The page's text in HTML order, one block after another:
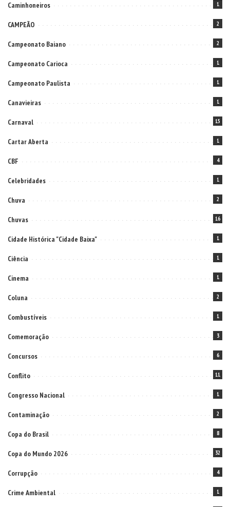
Caminhoneiros 1
CAMPEÃO 2
Campeonato Baiano 2
Campeonato Carioca 1
Campeonato Paulista 1
Canavieiras 1
Carnaval 15
Cartar Aberta 1
CBF 4
Celebridades 1
Chuva 2
Chuvas 16
Cidade Histórica "Cidade Baixa" 1
Ciência 1
Cinema 1
Coluna 2
Combustíveis 1
Comemoração 3
Concursos 6
Conflito 11
Congresso Nacional 1
Contaminação 2
Copa do Brasil 8
Copa do Mundo 2026 32
Corrupção 4
Crime Ambiental 1